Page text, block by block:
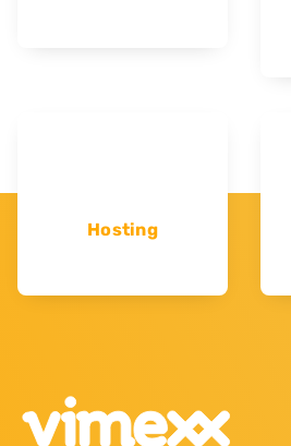
Hosting